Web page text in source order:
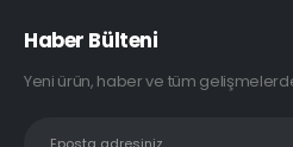
Haber Bülteni
Yeni ürün, haber ve tüm